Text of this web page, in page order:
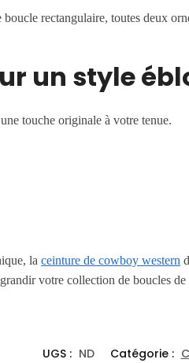
rectangulaire, toutes deux
un style
touche originale à votre tenue.
laceinture de cowboy western
votre collection de boucles
UGS : ND Catégorie :